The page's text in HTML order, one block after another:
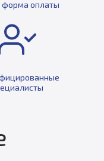
оплаты